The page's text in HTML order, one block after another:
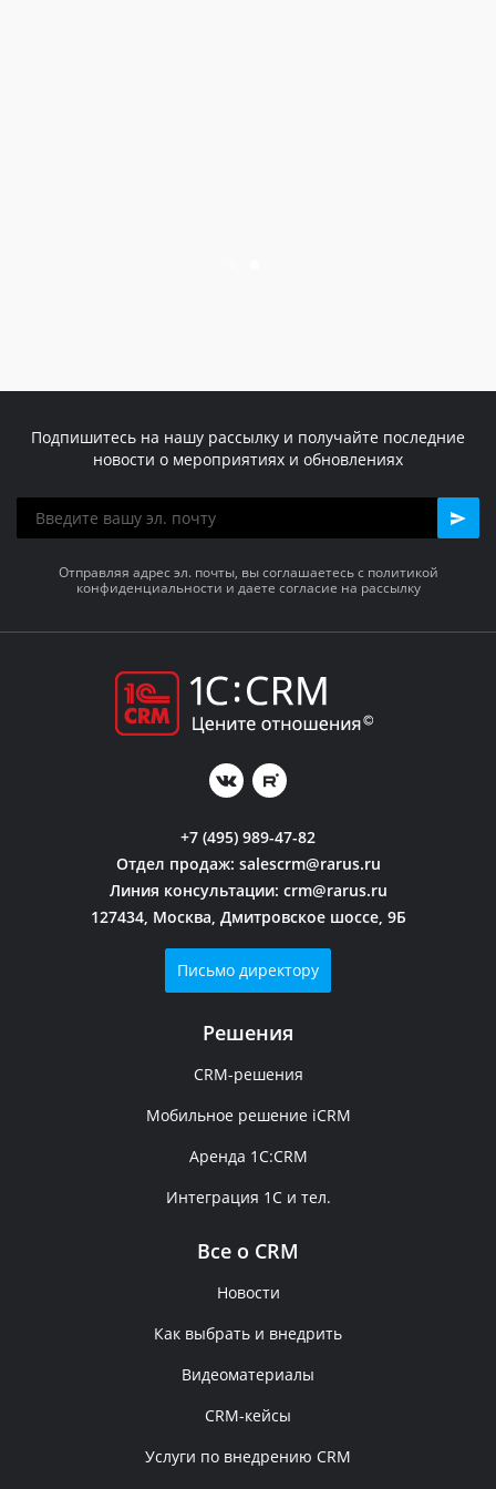
Подпишитесь на нашу рассылку и получайте последние
новости о мероприятиях и обновлениях
Отправляя адрес эл. почты, вы соглашаетесь с политикой
конфиденциальности и даете согласие на рассылку
+7 (495) 989-47-82
Отдел продаж: salescrm@rarus.ru
Линия консультации: crm@rarus.ru
127434, Москва, Дмитровское шоссе, 9Б
Письмо директору
Решения
CRM-решения
Мобильное решение iCRM
Аренда 1C:CRM
Интеграция 1С и тел.
Все о CRM
Новости
Как выбрать и внедрить
Видеоматериалы
CRM-кейсы
Услуги по внедрению CRM